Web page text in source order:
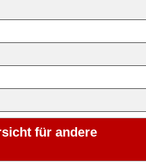
für andere